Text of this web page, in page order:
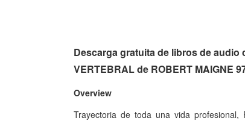
Descarga gratuita de libros de audio
VERTEBRAL de ROBERT MAIGNE
Overview
Trayectoria de toda una vida